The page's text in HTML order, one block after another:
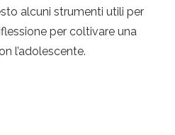
alcuni strumenti utili per
per coltivare una
l’adolescente.